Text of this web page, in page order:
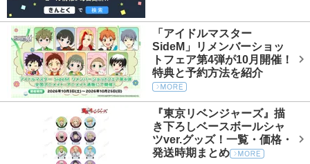
「アイドルマスター
SideM」リメンバーショッ
トフェア第4弾が10月開催！
特典と予約方法を紹介
『東京リベンジャーズ』描
き下ろしベースボールシャ
ツver.グッズ！一覧・価格・
発送時期まとめ